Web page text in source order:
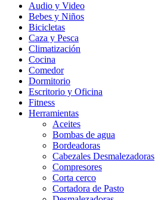
Audio y Video
Bebes y Niños
Bicicletas
Caza y Pesca
Climatización
Cocina
Comedor
Dormitorio
Escritorio y Oficina
Fitness
Herramientas
Aceites
Bombas de agua
Bordeadoras
Cabezales Desmalezadoras
Compresores
Corta cerco
Cortadora de Pasto